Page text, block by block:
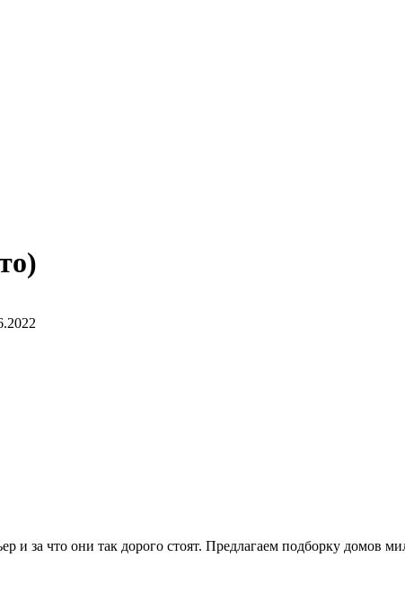
и за что они так дорого стоят. Предлагаем подборку домов